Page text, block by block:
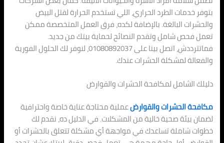
بتوفر خدمات الطرد الحراري، اللي تستخدم الحرارة لقتل البيض
والحشرات البالغة. بالإضافة لكده، فرق العمل المتخصصة ممكن
تعمل فحص شامل وتقدم النصائح لحماية بيتك من جديد.
فماتترددش، اتصل بينا على 01080892037، لنوفر لك الحلول الفورية
والفعالة لمشكلة الحشرات عندك.
دليلك الشامل لمكافحة الحشرات والقوارض
مكافحة الحشرات والقوارضعملية محتاجة عناية خاصة واحترافية
لضمان بيئة صحية خالية من المشكلات. في الدليل ده، نقدم لك
خطوات شاملة تساعدك في مواجهة أي مشكلة تتعلق بالحشرات أو